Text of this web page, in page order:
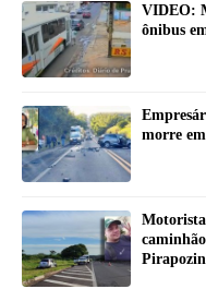
VIDEO:
ônibus
morre